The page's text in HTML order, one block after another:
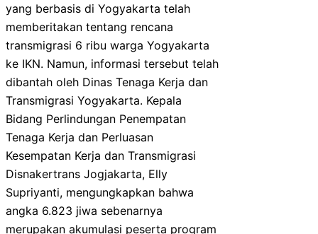
yang berbasis di Yogyakarta telah
memberitakan tentang rencana
transmigrasi 6 ribu warga Yogyakarta
ke IKN. Namun, informasi tersebut telah
dibantah oleh Dinas Tenaga Kerja dan
Transmigrasi Yogyakarta. Kepala
Bidang Perlindungan Penempatan
Tenaga Kerja dan Perluasan
Kesempatan Kerja dan Transmigrasi
Disnakertrans Jogjakarta, Elly
Supriyanti, mengungkapkan bahwa
angka 6.823 jiwa sebenarnya
merupakan akumulasi peserta program